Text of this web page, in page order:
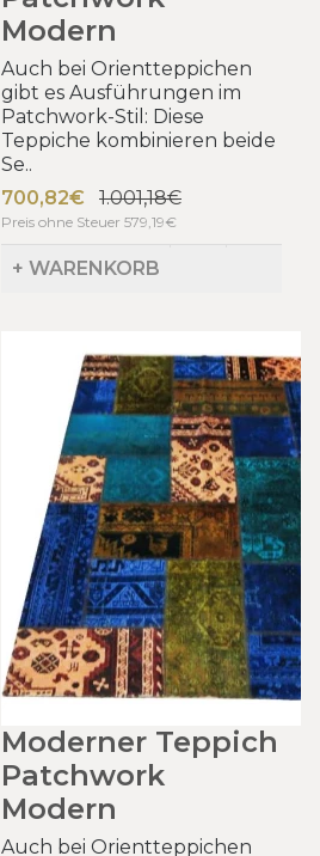
Modern
Auch bei Orientteppichen
gibt es Ausführungen im
Patchwork-Stil: Diese
Teppiche kombinieren beide
Se..
700,82€
1.001,18€
Preis ohne Steuer 579,19€
+ WARENKORB
Moderner Teppich
Patchwork
Modern
Auch bei Orientteppichen